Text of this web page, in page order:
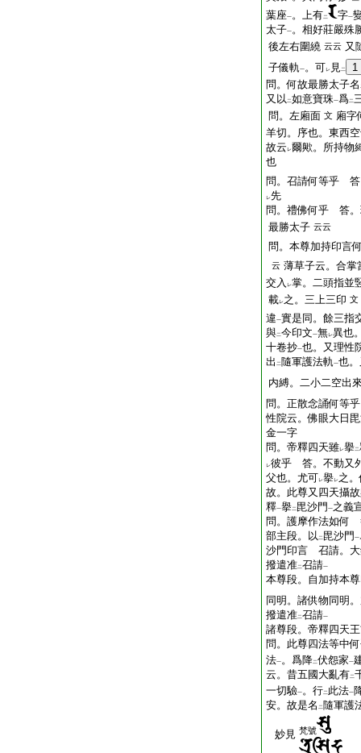
葉座一。上有二 字一
太子一。相好莊嚴殊
後左右圍繞 云云 又
子儀軌一。可レ 見二
1
問。何故最勝太子名
又以 二如意寶珠一爲二
問。左廂面 文 廂字
羊切。序也。東西
故云 レ爾歟。所持物
也
問。召請何等乎
レ先
問。禮佛何乎 答。
最勝太子 云云
問。本尊加持印言
云 薄草子云。合掌
交入 レ掌。二頭指並
載レ之。三上三印 文
違一實是同。餘三指
與二今印文一無レ異也
十卷抄一也。又理性
出 二 隨軍護法軌一也
内縛。二小二空出
問。正散念誦何等
性院云。佛眼大日
金一字
問。帝釋四天雖レ擧二
レ彼乎 答。不動又
父也。尤可レ擧レ之
故。此尊又四天攝
釋一擧二 毘沙門 一之義
問。護摩作法如何
部主段。以 二 毘沙門 一
沙門印言 召請。大
撥遣准二召請一
本尊段。自加持本
同明。諸供物同明
撥遣准二召請一
諸尊段。帝釋四天
問。此尊四法等中
法一。爲降二伏怨家一
云。昔五國大亂有二
一切驗一。行二 此法一
安。故是名 二 隨軍護
妙見 梵號